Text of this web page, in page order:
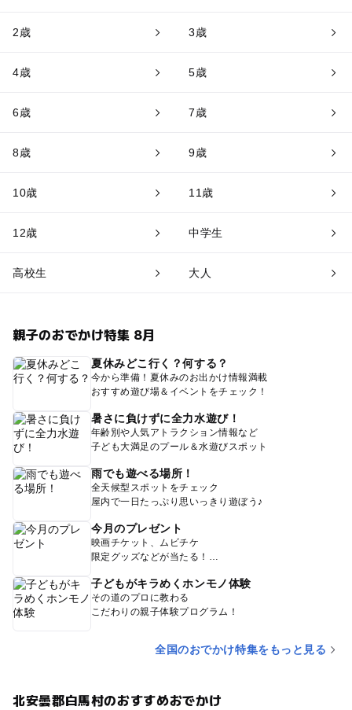
2歳 3歳
4歳 5歳
6歳 7歳
8歳 9歳
10歳 11歳
12歳 中学生
高校生 大人
親子のおでかけ特集 8月
夏休みどこ行く？何する？
今から準備！夏休みのお出かけ情報満載
おすすめ遊び場＆イベントをチェック！
暑さに負けずに全力水遊び！
年齢別や人気アトラクション情報など
子ども大満足のプール＆水遊びスポット
雨でも遊べる場所！
全天候型スポットをチェック
屋内で一日たっぷり思いっきり遊ぼう♪
今月のプレゼント
映画チケット、ムビチケ
限定グッズなどが当たる！
子どもがキラめくホンモノ体験
その道のプロに教わる
こだわりの親子体験プログラム！
全国のおでかけ特集をもっと見る
北安曇郡白馬村のおすすめおでかけ